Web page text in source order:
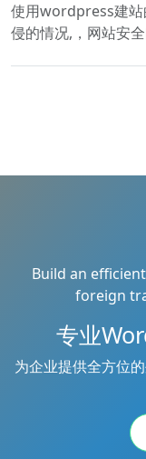
使用wordpress建
侵的情况,，网站安全
Build an
foreign
专业
为企业提供全方位